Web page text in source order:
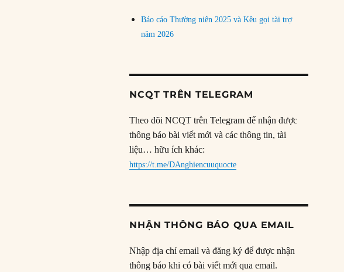
Báo cáo Thường niên 2025 và Kêu gọi tài trợ
năm 2026
NCQT TRÊN TELEGRAM
Theo dõi NCQT trên Telegram để nhận được
thông báo bài viết mới và các thông tin, tài
liệu… hữu ích khác:
https://t.me/DAnghiencuuquocte
NHẬN THÔNG BÁO QUA EMAIL
Nhập địa chỉ email và đăng ký để được nhận
thông báo khi có bài viết mới qua email.